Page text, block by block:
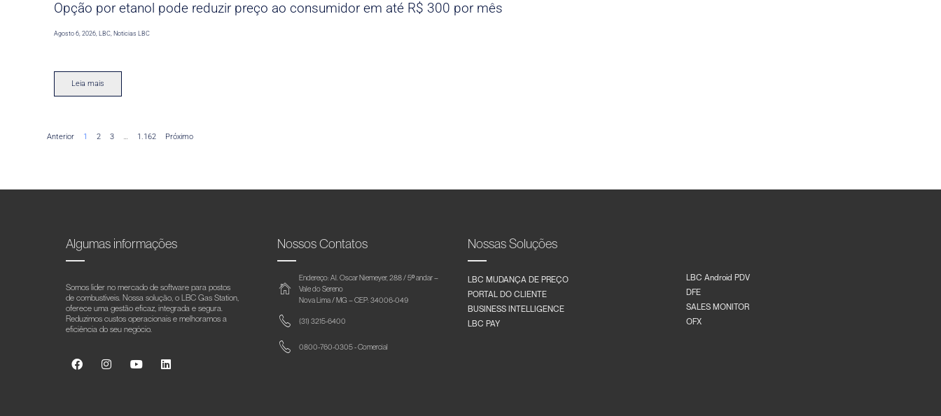
Opção por etanol pode reduzir preço ao consumidor em até R$ 300 por mês
Agosto 6, 2026 ,LBC Noticias LBC
Leia mais
Anterior 1 2 3 … 1.162 Próximo
Algumas informações
Somos líder no mercado de software para postos
de combustíveis. Nossa solução, o LBC Gas Station,
oferece uma gestão eficaz, integrada e segura.
Reduzimos custos operacionais e melhoramos a
eficiência do seu negócio.
Nossos Contatos
Endereço: Al. Oscar Niemeyer, 288 / 5º andar –
Vale do Sereno
Nova Lima / MG – CEP: 34006-049
(31) 3215-6400
0800-760-0305 - Comercial
Nossas Soluções
LBC MUDANÇA DE PREÇO
PORTAL DO CLIENTE
BUSINESS INTELLIGENCE
LBC PAY
LBC Android PDV
DFE
SALES MONITOR
OFX